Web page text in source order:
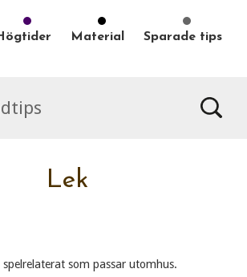
Material Sparade tips
Lek
spelrelaterat som passar utomhus.